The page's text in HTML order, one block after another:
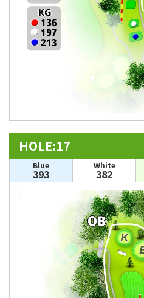
HOLE:17
Blue
393
White
382